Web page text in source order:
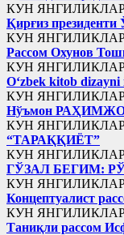
КУН
Қирғиз президенти
КУН
Рассом Охунов
КУН
Oʻzbek kitob
КУН
Нўъмон
КУН
“ТАРАҚҚИЁТ”
КУН
ГЎЗАЛ БЕГИМ:
КУН
Концептуалист
КУН
Таниқли рассом